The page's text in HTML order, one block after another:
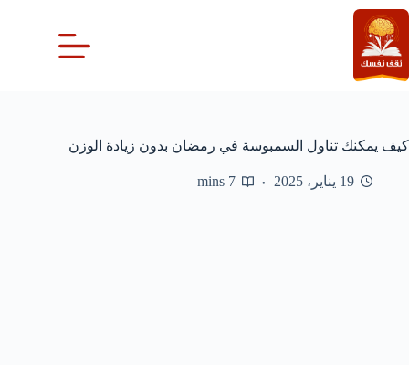
التجاوز
إلى
المحتوى
كيف يمكنك تناول السمبوسة في رمضان بدون زيادة الوزن
19 يناير، 2025 7 mins